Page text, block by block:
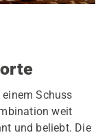
Schuss
weit
und beliebt. Die